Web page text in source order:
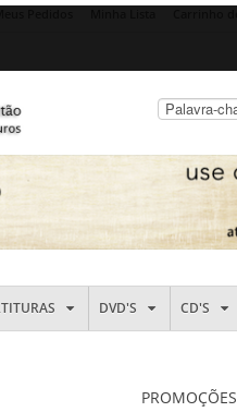
DVD'S CD'S
PROMOÇÕES